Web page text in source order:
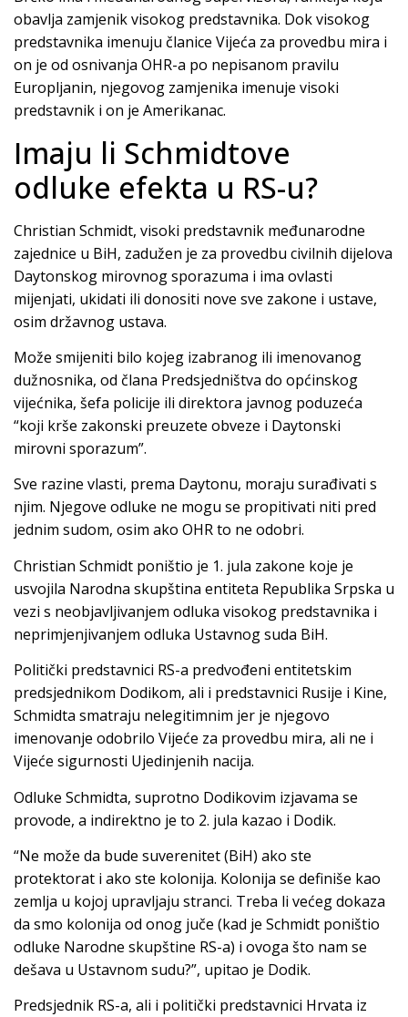
obavlja zamjenik visokog predstavnika. Dok visokog
predstavnika imenuju članice Vijeća za provedbu mira i
on je od osnivanja OHR-a po nepisanom pravilu
Europljanin, njegovog zamjenika imenuje visoki
predstavnik i on je Amerikanac.
Imaju li Schmidtove
odluke efekta u RS-u?
Christian Schmidt, visoki predstavnik međunarodne
zajednice u BiH, zadužen je za provedbu civilnih dijelova
Daytonskog mirovnog sporazuma i ima ovlasti
mijenjati, ukidati ili donositi nove sve zakone i ustave,
osim državnog ustava.
Može smijeniti bilo kojeg izabranog ili imenovanog
dužnosnika, od člana Predsjedništva do općinskog
vijećnika, šefa policije ili direktora javnog poduzeća
“koji krše zakonski preuzete obveze i Daytonski
mirovni sporazum”.
Sve razine vlasti, prema Daytonu, moraju surađivati s
njim. Njegove odluke ne mogu se propitivati niti pred
jednim sudom, osim ako OHR to ne odobri.
Christian Schmidt poništio je 1. jula zakone koje je
usvojila Narodna skupština entiteta Republika Srpska u
vezi s neobjavljivanjem odluka visokog predstavnika i
neprimjenjivanjem odluka Ustavnog suda BiH.
Politički predstavnici RS-a predvođeni entitetskim
predsjednikom Dodikom, ali i predstavnici Rusije i Kine,
Schmidta smatraju nelegitimnim jer je njegovo
imenovanje odobrilo Vijeće za provedbu mira, ali ne i
Vijeće sigurnosti Ujedinjenih nacija.
Odluke Schmidta, suprotno Dodikovim izjavama se
provode, a indirektno je to 2. jula kazao i Dodik.
“Ne može da bude suverenitet (BiH) ako ste
protektorat i ako ste kolonija. Kolonija se definiše kao
zemlja u kojoj upravljaju stranci. Treba li većeg dokaza
da smo kolonija od onog juče (kad je Schmidt poništio
odluke Narodne skupštine RS-a) i ovoga što nam se
dešava u Ustavnom sudu?”, upitao je Dodik.
Predsjednik RS-a, ali i politički predstavnici Hrvata iz